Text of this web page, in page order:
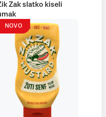
Zak slatko kiseli
NOVO